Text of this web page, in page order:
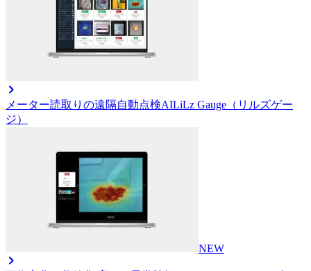
メーター読取りの遠隔自動点検AILiLz Gauge（リルズゲー
ジ）
NEW